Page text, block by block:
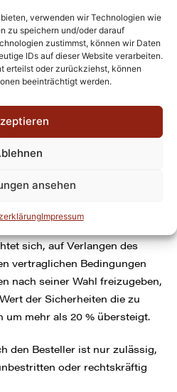
verwenden wir Technologien wie
zu speichern und/oder darauf
zustimmst, können wir Daten
IDs auf dieser Website verarbeiten.
erteilst oder zurückziehst, können
beeinträchtigt werden.
ansehen
Impressum
er seinen
dem Verkäufer gegenüber
die Außenstände für sich
Beantragung
einem Scheck- oder
erfolgten Pfändung, erlischt
oder zur Verarbeitung der
Außenstände. Danach
Außenstände sind sofort auf
sich, auf Verlangen des
vertraglichen Bedingungen
nach seiner Wahl freizugeben,
der Sicherheiten die zu
mehr als 20 % übersteigt.
den Besteller ist nur zulässig,
oder rechtskräftig